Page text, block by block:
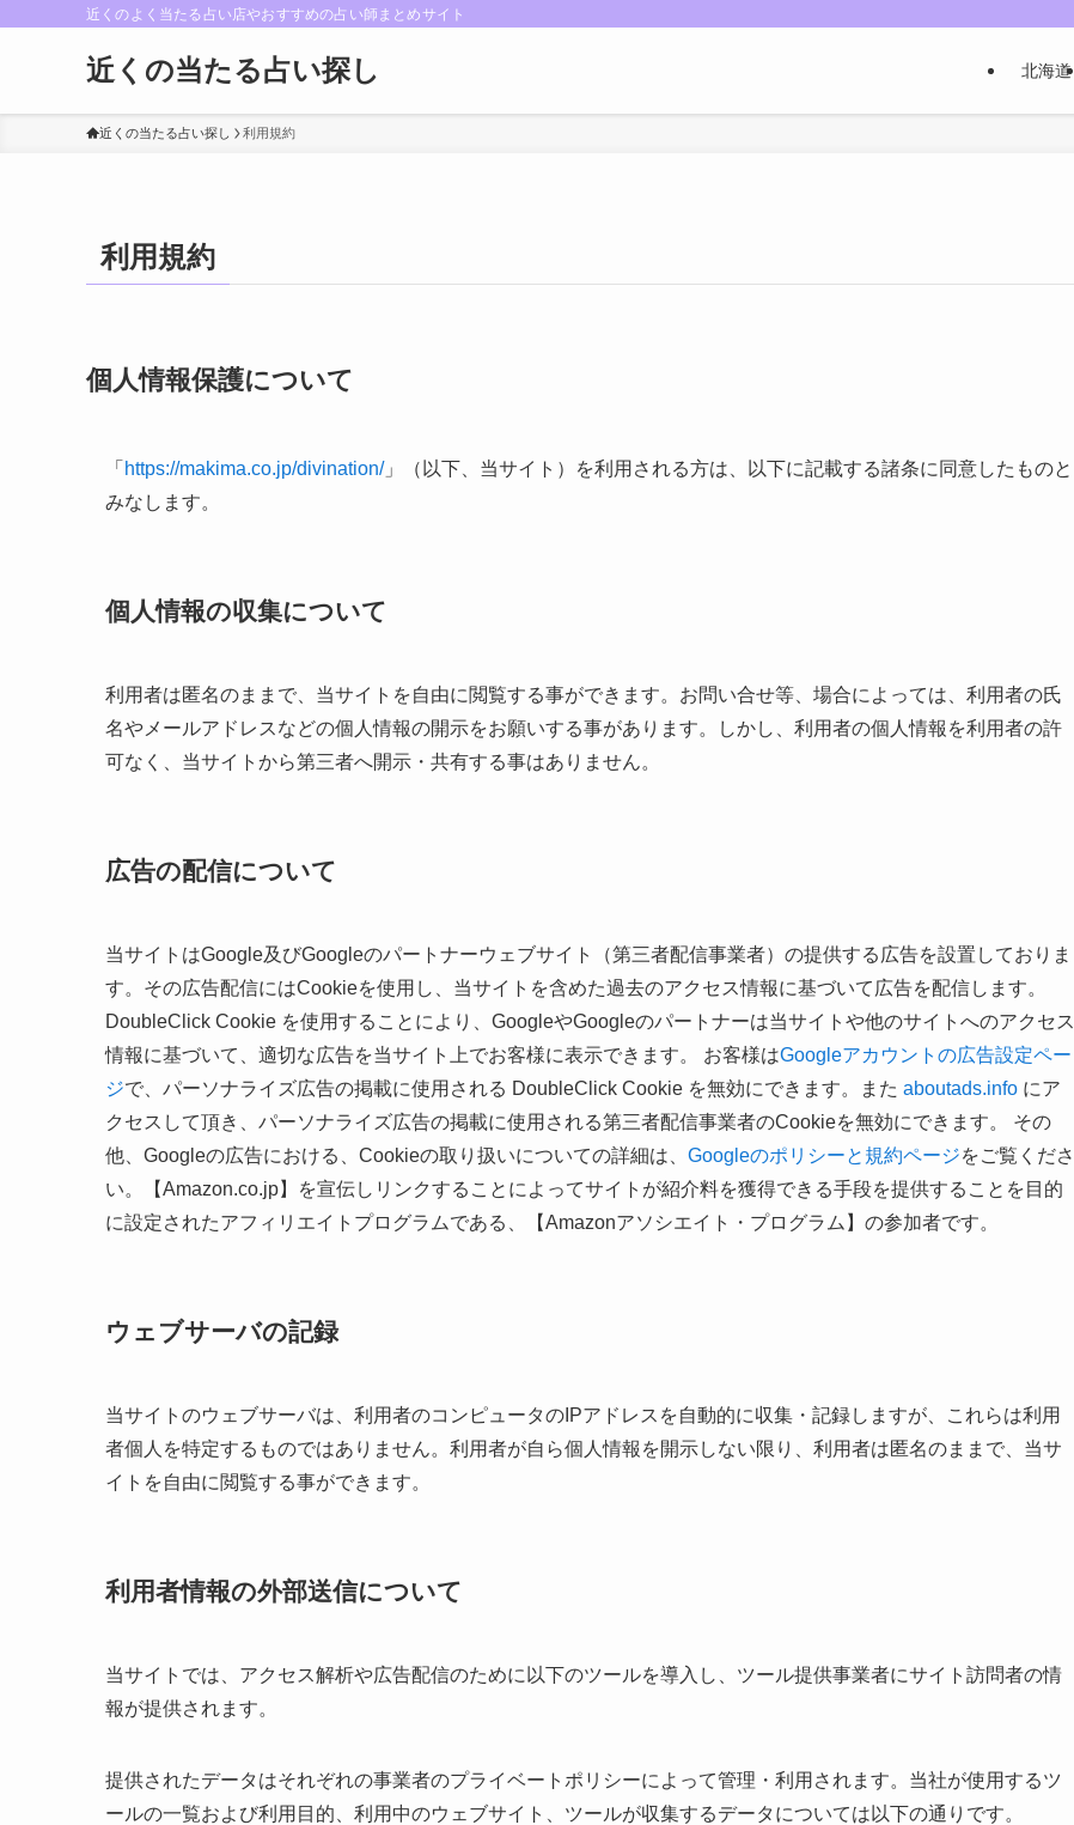
近くのよく当たる占い店やおすすめの占い師まとめサイト
近くの当たる占い探し 北海道
近くの当たる占い探し 利用規約
利用規約
個人情報保護について
「 https://makima.co.jp/divination/」（以下、当サイト）を利用される方は、以下に記載する諸条に同意したものと
みなします。
個人情報の収集について
利用者は匿名のままで、当サイトを自由に閲覧する事ができます。お問い合せ等、場合によっては、利用者の氏
名やメールアドレスなどの個人情報の開示をお願いする事があります。しかし、利用者の個人情報を利用者の許
可なく、当サイトから第三者へ開示・共有する事はありません。
広告の配信について
当サイトはGoogle及びGoogleのパートナーウェブサイト（第三者配信事業者）の提供する広告を設置しておりま
す。その広告配信にはCookieを使用し、当サイトを含めた過去のアクセス情報に基づいて広告を配信します。
DoubleClick Cookie を使用することにより、GoogleやGoogleのパートナーは当サイトや他のサイトへのアクセス
情報に基づいて、適切な広告を当サイト上でお客様に表示できます。 お客様はGoogleアカウントの広告設定ペー
ジで、パーソナライズ広告の掲載に使用される DoubleClick Cookie を無効にできます。また aboutads.info にア
クセスして頂き、パーソナライズ広告の掲載に使用される第三者配信事業者のCookieを無効にできます。 その
他、Googleの広告における、Cookieの取り扱いについての詳細は、 Googleのポリシーと規約ページをご覧くださ
い。【Amazon.co.jp】を宣伝しリンクすることによってサイトが紹介料を獲得できる手段を提供することを目的
に設定されたアフィリエイトプログラムである、【Amazonアソシエイト・プログラム】の参加者です。
ウェブサーバの記録
当サイトのウェブサーバは、利用者のコンピュータのIPアドレスを自動的に収集・記録しますが、これらは利用
者個人を特定するものではありません。利用者が自ら個人情報を開示しない限り、利用者は匿名のままで、当サ
イトを自由に閲覧する事ができます。
利用者情報の外部送信について
当サイトでは、アクセス解析や広告配信のために以下のツールを導入し、ツール提供事業者にサイト訪問者の情
報が提供されます。
提供されたデータはそれぞれの事業者のプライベートポリシーによって管理・利用されます。当社が使用するツ
ールの一覧および利用目的、利用中のウェブサイト、ツールが収集するデータについては以下の通りです。